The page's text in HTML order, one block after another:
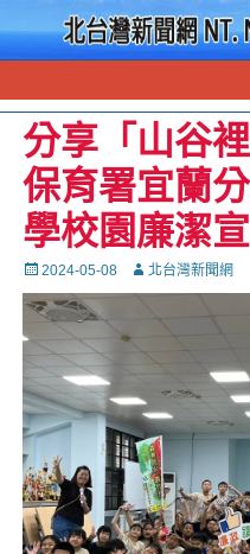
分享「山谷
保育署宜蘭
學校園廉潔
Posted
on
2024-05-08 Autor北台灣新聞網